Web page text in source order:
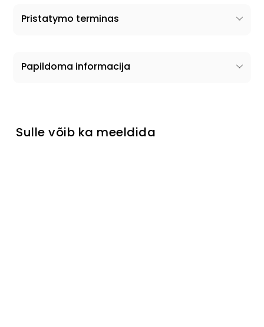
Pristatymo terminas
Papildoma informacija
Sulle võib ka meeldida